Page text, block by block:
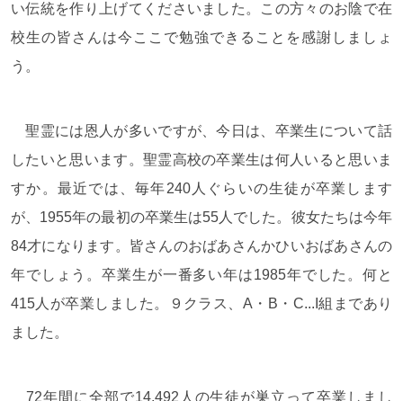
い伝統を作り上げてくださいました。この方々のお陰で在
校生の皆さんは今ここで勉強できることを感謝しましょ
う。
聖霊には恩人が多いですが、今日は、卒業生について話
したいと思います。聖霊高校の卒業生は何人いると思いま
すか。最近では、毎年240人ぐらいの生徒が卒業します
が、1955年の最初の卒業生は55人でした。彼女たちは今年
84才になります。皆さんのおばあさんかひいおばあさんの
年でしょう。卒業生が一番多い年は1985年でした。何と
415人が卒業しました。９クラス、A・B・C...I組まであり
ました。
72年間に全部で14,492人の生徒が巣立って卒業しまし